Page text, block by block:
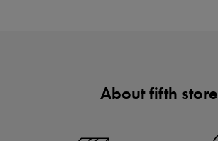
About fifth store